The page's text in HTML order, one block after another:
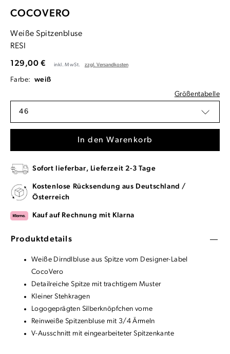
COCOVERO
Weiße Spitzenbluse
RESI
129,00 € inkl. MwSt. zzgl. Versandkosten
Farbe: weiß
Größentabelle
46
In den Warenkorb
Sofort lieferbar, Lieferzeit 2-3 Tage
Kostenlose Rücksendung aus Deutschland /
Österreich
Kauf auf Rechnung mit Klarna
Produktdetails
Weiße Dirndlbluse aus Spitze vom Designer-Label
CocoVero
Detailreiche Spitze mit trachtigem Muster
Kleiner Stehkragen
Logogeprägten Silberknöpfchen vorne
Reinweiße Spitzenbluse mit 3/4 Ärmeln
V-Ausschnitt mit eingearbeiteter Spitzenkante